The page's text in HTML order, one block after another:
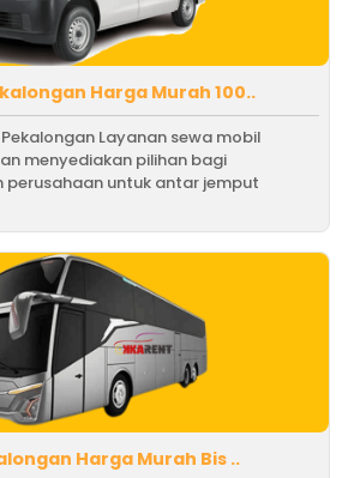
Harga Murah 100..
Layanan sewa mobil
menyediakan pilihan bagi
perusahaan untuk antar jemput
Harga Murah Bis ..